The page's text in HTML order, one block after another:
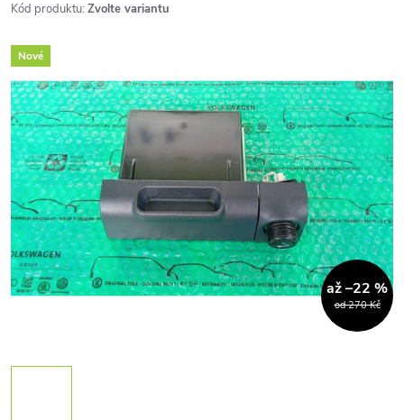
Kód produktu: Zvolte variantu
Nové
od 270 Kč
až –22 %